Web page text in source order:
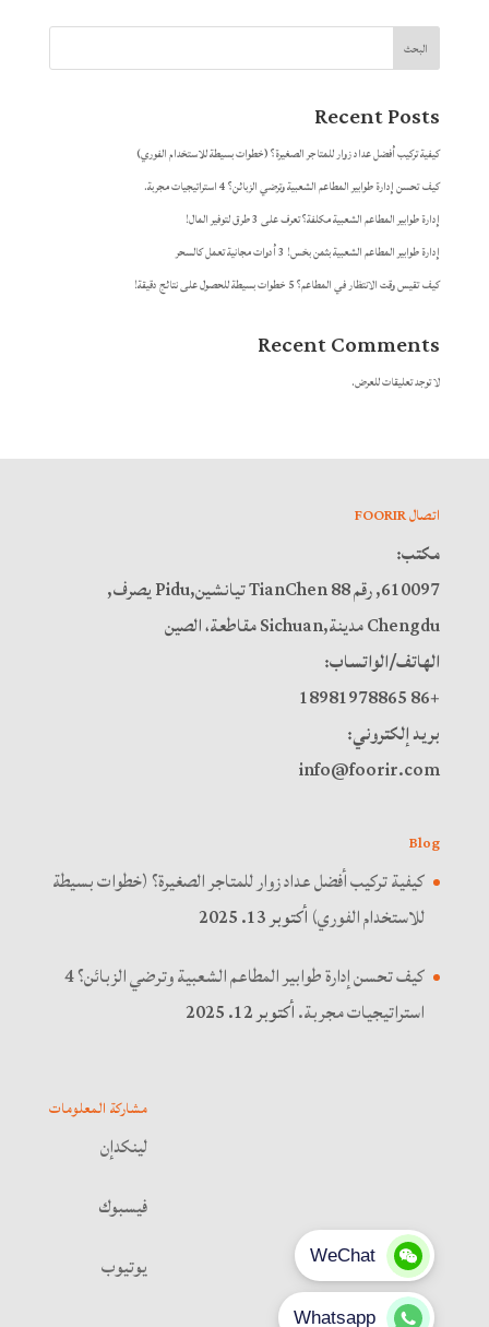
البحث
Recent Posts
كيفية تركيب أفضل عداد زوار للمتاجر الصغيرة؟ (خطوات بسيطة للاستخدام الفوري)
كيف تحسن إدارة طوابير المطاعم الشعبية وترضي الزبائن؟ 4 استراتيجيات مجربة.
إدارة طوابير المطاعم الشعبية مكلفة؟ تعرف على 3 طرق لتوفير المال!
إدارة طوابير المطاعم الشعبية بثمن بخس! 3 أدوات مجانية تعمل كالسحر
كيف تقيس وقت الانتظار في المطاعم؟ 5 خطوات بسيطة للحصول على نتائج دقيقة!
Recent Comments
لا توجد تعليقات للعرض.
اتصال FOORIR
مكتب:
610097, رقم 88 TianChen تيانشين,Pidu يصرف,
Chengdu مدينة,Sichuan مقاطعة، الصين
الهاتف/الواتساب:
+86 18981978865
بريد إلكتروني:
info@foorir.com
Blog
كيفية تركيب أفضل عداد زوار للمتاجر الصغيرة؟ (خطوات بسيطة
للاستخدام الفوري)أكتوبر 13. 2025
كيف تحسن إدارة طوابير المطاعم الشعبية وترضي الزبائن؟ 4
استراتيجيات مجربة.أكتوبر 12. 2025
مشاركة المعلومات
لينكدإن
فيسبوك
يوتيوب